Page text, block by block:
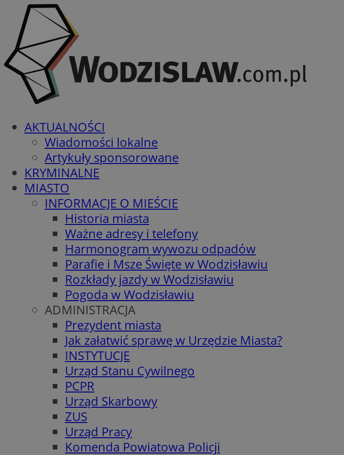
AKTUALNOŚCI
Wiadomości lokalne
Artykuły sponsorowane
KRYMINALNE
MIASTO
INFORMACJE O MIEŚCIE
Historia miasta
Ważne adresy i telefony
Harmonogram wywozu odpadów
Parafie i Msze Święte w Wodzisławiu
Rozkłady jazdy w Wodzisławiu
Pogoda w Wodzisławiu
ADMINISTRACJA
Prezydent miasta
Jak załatwić sprawę w Urzędzie Miasta?
INSTYTUCJE
Urząd Stanu Cywilnego
PCPR
Urząd Skarbowy
ZUS
Urząd Pracy
Komenda Powiatowa Policji